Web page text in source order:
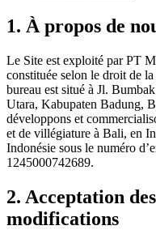
1. À propos de
Le Site est exploité par PT
constituée selon le droit de
bureau est situé à Jl.
Utara, Kabupaten Badung,
développons et
et de villégiature à Bali, en
Indonésie sous le numéro
1245000742689.
2. Acceptation
modifications